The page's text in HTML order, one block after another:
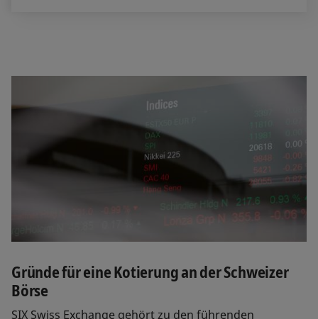
Gründe für eine Kotierung an der Schweizer
Börse
SIX Swiss Exchange gehört zu den führenden